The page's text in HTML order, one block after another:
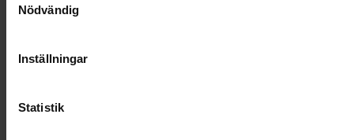
Nödvändig
Inställningar
Statistik
Ronja,